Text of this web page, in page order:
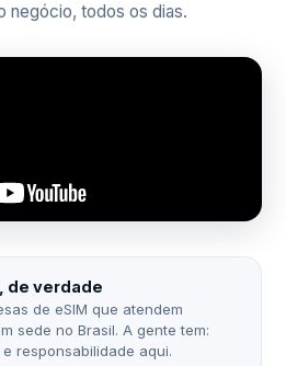
negócio, todos os dias.
de verdade
de eSIM que atendem
sede no Brasil. A gente tem:
responsabilidade aqui.